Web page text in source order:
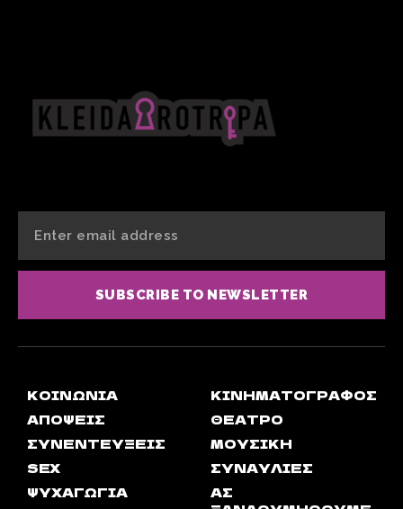
SUBSCRIBE TO NEWSLETTER
ΚΟΙΝΩΝΊΑ
ΑΠΟΨΕΙΣ
ΣΥΝΕΝΤΕΎΞΕΙΣ
SEX
ΨΥΧΑΓΩΓΊΑ
ΚΙΝΗΜΑΤΟΓΡΆΦΟΣ
ΘΈΑΤΡΟ
ΜΟΥΣΙΚΉ
ΣΥΝΑΥΛΊΕΣ
ΑΣ